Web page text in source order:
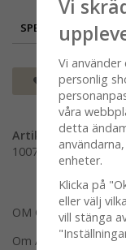
SPECIFIKATION
Spara som
Artikelnummer:
100778-0310
OM OSS
Om Almedahls
Vi
Vi
personlig
våra
detta
enheter.
Klicka på
eller välj
vill stänga